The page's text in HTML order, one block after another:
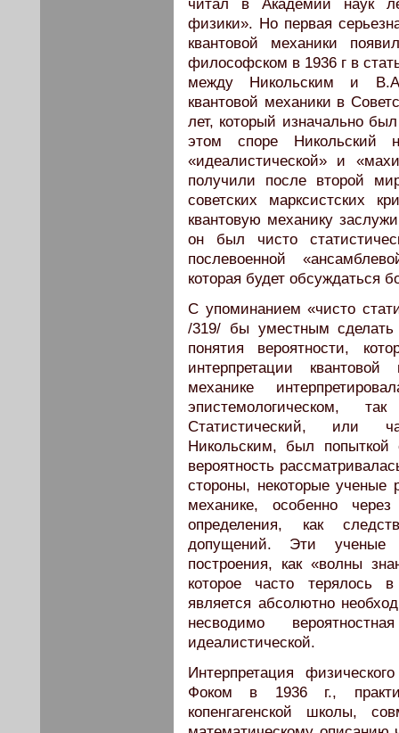
читал в Академии наук
физики». Но первая
квантовой механики
философском в 1936 г в
между Никольским и
квантовой механики в
лет, который изначально
этом споре Никольский
«идеалистической» и
получили после второй
советских марксистских
квантовую механику
он был чисто
послевоенной
которая будет обсуждаться
С упоминанием «чисто
/319/ бы уместным сделать
понятия вероятности,
интерпретации
механике
эпистемологическом,
Статистический, или
Никольским, был попыткой
вероятность
стороны, некоторые ученые
механике, особенно
определения, как
допущений. Эти ученые
построения, как «волны
которое часто терялось
является абсолютно
несводимо
идеалистической.
Интерпретация
Фоком в 1936 г.,
копенгагенской школы,